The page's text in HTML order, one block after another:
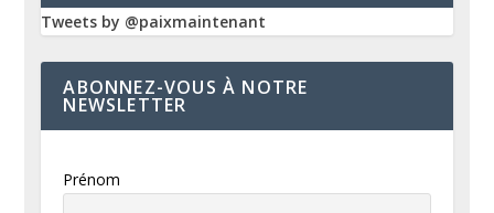
Tweets by @paixmaintenant
ABONNEZ-VOUS À NOTRE
NEWSLETTER
Prénom